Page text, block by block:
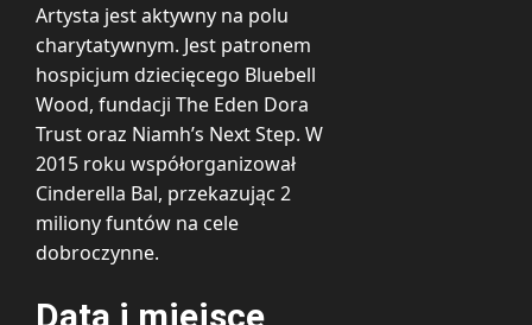
Artysta jest aktywny na polu
charytatywnym. Jest patronem
hospicjum dziecięcego Bluebell
Wood, fundacji The Eden Dora
Trust oraz Niamh’s Next Step. W
2015 roku współorganizował
Cinderella Bal, przekazując 2
miliony funtów na cele
dobroczynne.
Data i miejsce